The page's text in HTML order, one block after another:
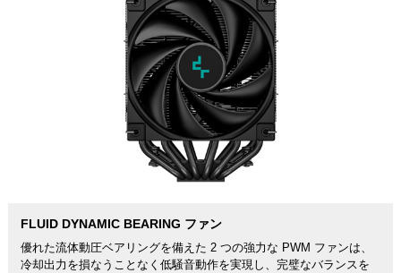
FLUID DYNAMIC BEARING ファン
優れた流体動圧ベアリングを備えた 2 つの強力な PWM ファンは、
冷却出力を損なうことなく低騒音動作を実現し、完璧なバランスを